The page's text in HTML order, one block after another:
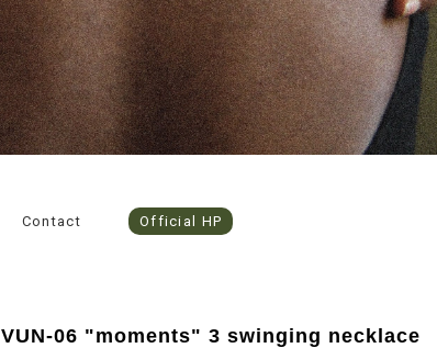
Contact Official HP
VUN-06 "moments" 3 swinging necklace